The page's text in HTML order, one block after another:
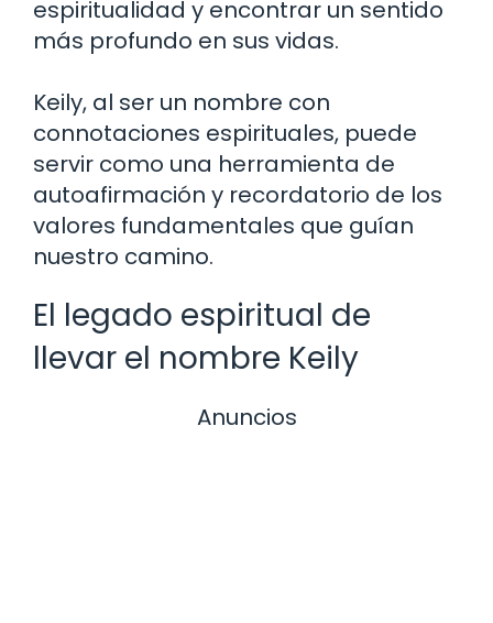
espiritualidad y encontrar un sentido
más profundo en sus vidas.
Keily, al ser un nombre con
connotaciones espirituales, puede
servir como una herramienta de
autoafirmación y recordatorio de los
valores fundamentales que guían
nuestro camino.
El legado espiritual de
llevar el nombre Keily
Anuncios